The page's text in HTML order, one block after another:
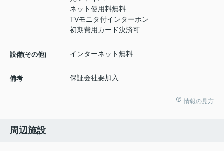
ネット使用料無料
TVモニタ付インターホン
初期費用カード決済可
設備(その他) インターネット無料
備考 保証会社要加入
情報の見方
周辺施設